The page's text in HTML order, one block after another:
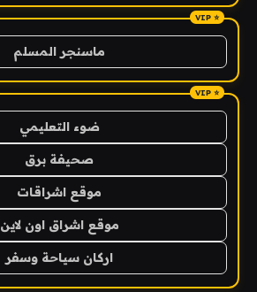
ماسنجر المسلم
ضوء التعليمي
صحيفة برق
موقع اشراقات
موقع اشراق اون لاين
اركان سياحة وسفر